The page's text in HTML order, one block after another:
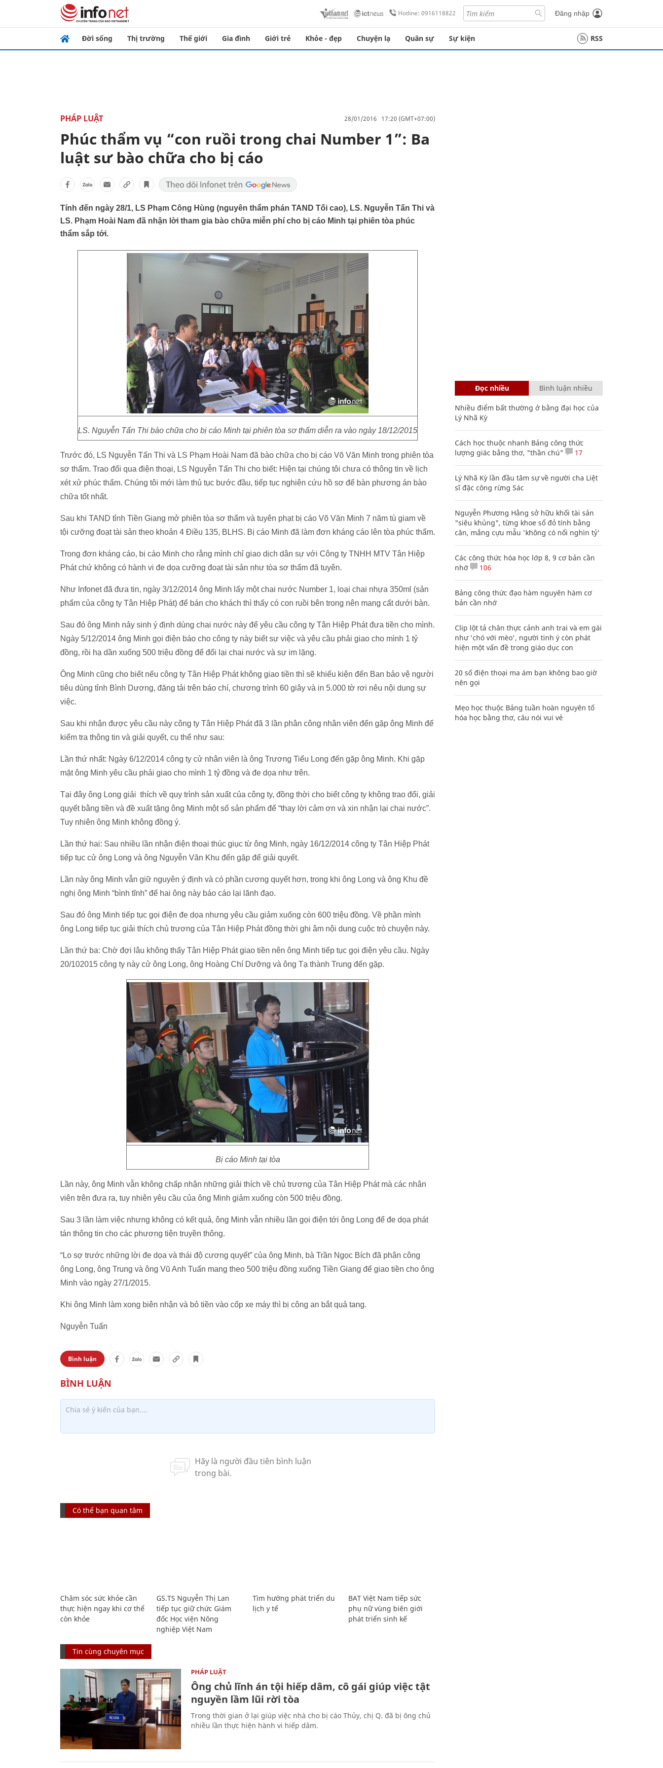
Hotline: 0916118822 Đăng nhập
Đời sống Thị trường Thế giới Gia đình Giới trẻ Khỏe - đẹp Chuyện lạ Quân sự Sự kiện RSS
PHÁP LUẬT 28/01/2016 17:20 (GMT+07:00)
Phúc thẩm vụ “con ruồi trong chai Number 1”: Ba
luật sư bào chữa cho bị cáo
Tính đến ngày 28/1, LS Phạm Công Hùng (nguyên thẩm phán TAND Tối cao), LS. Nguyễn Tấn Thi và
LS. Phạm Hoài Nam đã nhận lời tham gia bào chữa miễn phí cho bị cáo Minh tại phiên tòa phúc
thẩm sắp tới.
LS. Nguyễn Tấn Thi bào chữa cho bị cáo Minh tại phiên tòa sơ thẩm diễn ra vào ngày 18/12/2015
Trước đó, LS Nguyễn Tấn Thi và LS Phạm Hoài Nam đã bào chữa cho bị cáo Võ Văn Minh trong phiên tòa
sơ thẩm. Trao đổi qua điện thoại, LS Nguyễn Tấn Thi cho biết: Hiện tại chúng tôi chưa có thông tin về lịch
xét xử phúc thẩm. Chúng tôi mới làm thủ tục bước đầu, tiếp tục nghiên cứu hồ sơ để bàn phương án bào
chữa tốt nhất.
Sau khi TAND tỉnh Tiền Giang mở phiên tòa sơ thẩm và tuyên phạt bị cáo Võ Văn Minh 7 năm tù giam về
tội cưỡng đoạt tài sản theo khoản 4 Điều 135, BLHS. Bị cáo Minh đã làm đơn kháng cáo lên tòa phúc thẩm.
Trong đơn kháng cáo, bị cáo Minh cho rằng mình chỉ giao dịch dân sự với Công ty TNHH MTV Tân Hiệp
Phát chứ không có hành vi đe dọa cưỡng đoạt tài sản như tòa sơ thẩm đã tuyên.
Như Infonet đã đưa tin, ngày 3/12/2014 ông Minh lấy một chai nước Number 1, loại chai nhựa 350ml (sản
phẩm của công ty Tân Hiệp Phát) để bán cho khách thì thấy có con ruồi bên trong nên mang cất dưới bàn.
Sau đó ông Minh nảy sinh ý định dùng chai nước này để yêu cầu công ty Tân Hiệp Phát đưa tiền cho mình.
Ngày 5/12/2014 ông Minh gọi điện báo cho công ty này biết sự việc và yêu cầu phải giao cho mình 1 tỷ
đồng, rồi hạ dần xuống 500 triệu đồng để đổi lại chai nước và sự im lặng.
Ông Minh cũng cho biết nếu công ty Tân Hiệp Phát không giao tiền thì sẽ khiếu kiện đến Ban bảo vệ người
tiêu dùng tỉnh Bình Dương, đăng tải trên báo chí, chương trình 60 giây và in 5.000 tờ rơi nêu nội dung sự
việc.
Sau khi nhận được yêu cầu này công ty Tân Hiệp Phát đã 3 lần phân công nhân viên đến gặp ông Minh để
kiểm tra thông tin và giải quyết, cụ thể như sau:
Lần thứ nhất: Ngày 6/12/2014 công ty cử nhân viên là ông Trương Tiểu Long đến gặp ông Minh. Khi gặp
mặt ông Minh yêu cầu phải giao cho mình 1 tỷ đồng và đe dọa như trên.
Tại đây ông Long giải thích về quy trình sản xuất của công ty, đồng thời cho biết công ty không trao đổi, giải
quyết bằng tiền và đề xuất tặng ông Minh một số sản phẩm để “thay lời cảm ơn và xin nhận lại chai nước”.
Tuy nhiên ông Minh không đồng ý.
Lần thứ hai: Sau nhiều lần nhận điện thoại thúc giục từ ông Minh, ngày 16/12/2014 công ty Tân Hiệp Phát
tiếp tục cử ông Long và ông Nguyễn Văn Khu đến gặp để giải quyết.
Lần này ông Minh vẫn giữ nguyên ý định và có phần cương quyết hơn, trong khi ông Long và ông Khu đề
nghị ông Minh “bình tĩnh” để hai ông này báo cáo lại lãnh đạo.
Sau đó ông Minh tiếp tục gọi điện đe dọa nhưng yêu cầu giảm xuống còn 600 triệu đồng. Về phần mình
ông Long tiếp tục giải thích chủ trương của Tân Hiệp Phát đồng thời ghi âm nội dung cuộc trò chuyện này.
Lần thứ ba: Chờ đợi lâu không thấy Tân Hiệp Phát giao tiền nên ông Minh tiếp tục gọi điện yêu cầu. Ngày
20/102015 công ty này cử ông Long, ông Hoàng Chí Dưỡng và ông Tạ thành Trung đến gặp.
Bị cáo Minh tại tòa
Lần này, ông Minh vẫn không chấp nhận những giải thích về chủ trương của Tân Hiệp Phát mà các nhân
viên trên đưa ra, tuy nhiên yêu cầu của ông Minh giảm xuống còn 500 triệu đồng.
Sau 3 lần làm việc nhưng không có kết quả, ông Minh vẫn nhiều lần gọi điện tới ông Long để đe dọa phát
tán thông tin cho các phương tiện truyền thông.
“Lo sợ trước những lời đe dọa và thái độ cương quyết” của ông Minh, bà Trần Ngọc Bích đã phân công
ông Long, ông Trung và ông Vũ Anh Tuấn mang theo 500 triệu đồng xuống Tiền Giang để giao tiền cho ông
Minh vào ngày 27/1/2015.
Khi ông Minh làm xong biên nhận và bỏ tiền vào cốp xe máy thì bị công an bắt quả tang.
Nguyễn Tuấn
Bình luận
Có thể bạn quan tâm
Chăm sóc sức khỏe cần
thực hiện ngay khi cơ thể
còn khỏe
GS.TS Nguyễn Thị Lan
tiếp tục giữ chức Giám
đốc Học viện Nông
nghiệp Việt Nam
Tìm hướng phát triển du
lịch y tế
BAT Việt Nam tiếp sức
phụ nữ vùng biên giới
phát triển sinh kế
Tin cùng chuyên mục
PHÁP LUẬT
Ông chủ lĩnh án tội hiếp dâm, cô gái giúp việc tật
nguyền lầm lũi rời tòa
Trong thời gian ở lại giúp việc nhà cho bị cáo Thủy, chị Q. đã bị ông chủ
nhiều lần thực hiện hành vi hiếp dâm.
Đọc nhiều Bình luận nhiều
Nhiều điểm bất thường ở bằng đại học của
Lý Nhã Kỳ
Cách học thuộc nhanh Bảng công thức
lượng giác bằng thơ, "thần chú"
17
Lý Nhã Kỳ lần đầu tâm sự về người cha Liệt
sĩ đặc công rừng Sác
Nguyễn Phương Hằng sở hữu khối tài sản
"siêu khủng", từng khoe sổ đỏ tính bằng
cân, mắng cựu mẫu 'không có nổi nghìn tỷ'
Các công thức hóa học lớp 8, 9 cơ bản cần
nhớ
106
Bảng công thức đạo hàm nguyên hàm cơ
bản cần nhớ
Clip lột tả chân thực cảnh anh trai và em gái
như 'chó với mèo', người tinh ý còn phát
hiện một vấn đề trong giáo dục con
20 số điện thoại ma ám bạn không bao giờ
nên gọi
Mẹo học thuộc Bảng tuần hoàn nguyên tố
hóa học bằng thơ, câu nói vui vẻ